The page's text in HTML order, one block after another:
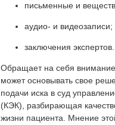
письменные и
аудио- и видеозаписи;
заключения экспертов.
Обращает на себя
может основывать свое
подачи иска в суд
(КЭК), разбирающая
жизни пациента. Мнение